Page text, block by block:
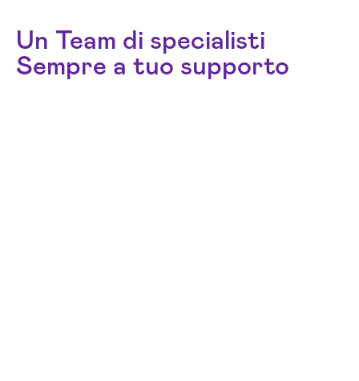
Un Team di specialisti
Sempre a tuo supporto